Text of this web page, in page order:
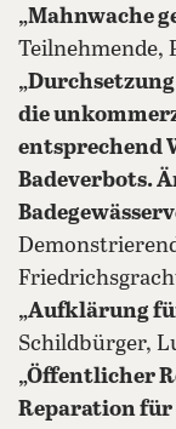
„Mahnwache
Teilnehmende,
die
entsprechend
Badeverbots.
„Aufklärung
Schildbürger,
„Öffentlicher
Reparation für